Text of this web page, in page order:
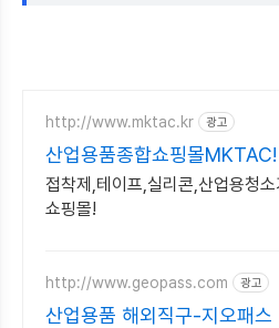
http://www.mktac.kr 광고
산업용품종합쇼핑몰MKTAC!
접착제,테이프,실리콘,산업용청
쇼핑몰!
http://www.geopass.com 광고
산업용품 해외직구-지오패스